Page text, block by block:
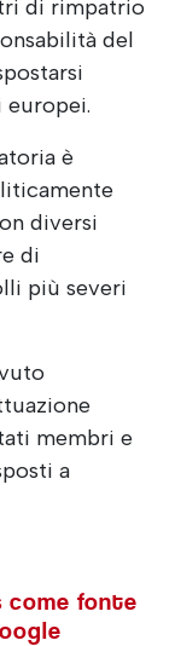
di rimpatrio
del
è
diversi
di
più severi
membri e
a
come fonte